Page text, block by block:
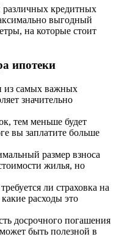
кредитных
выгодный
на которые стоит
ипотеки
из самых важных
значительно
тем меньше будет
вы заплатите больше
размер взноса
жилья, но
ли страховка на
расходы это
досрочного погашения
быть полезной в